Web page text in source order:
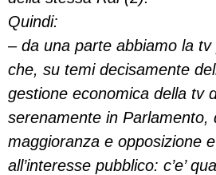
Quindi:
– da una parte abbiamo la
che, su temi decisamente
gestione economica della tv
serenamente in Parlamento,
maggioranza e opposizione
all’interesse pubblico: c’e’